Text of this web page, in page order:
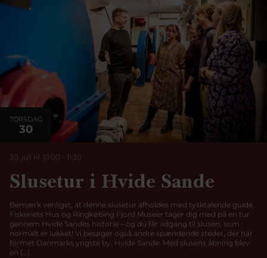
TORSDAG
30
30. juli kl. 10:00 - 11:30
Slusetur i Hvide Sande
Bemærk venligst, at denne slusetur afholdes med tysktalende guide.
Fiskeriets Hus og Ringkøbing Fjord Museer tager dig med på en tur
gennem Hvide Sandes historie – og du får adgang til slusen, som
normalt er lukket! Vi besøger også andre spændende steder, der har
formet Danmarks yngste by, Hvide Sande. Med slusens åbning blev
en […]